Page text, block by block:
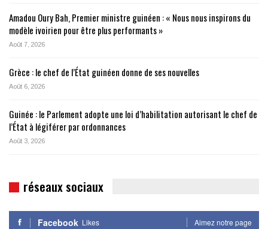
Amadou Oury Bah, Premier ministre guinéen : « Nous nous inspirons du
modèle ivoirien pour être plus performants »
Août 7, 2026
Grèce : le chef de l’État guinéen donne de ses nouvelles
Août 6, 2026
Guinée : le Parlement adopte une loi d’habilitation autorisant le chef de
l’État à légiférer par ordonnances
Août 3, 2026
réseaux sociaux
Facebook Likes Aimez notre page